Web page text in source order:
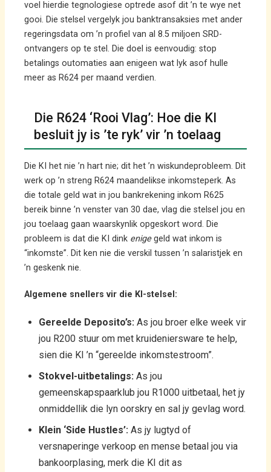
voel hierdie tegnologiese optrede asof dit ’n te wye net
gooi. Die stelsel vergelyk jou banktransaksies met ander
regeringsdata om ’n profiel van al 8.5 miljoen SRD-
ontvangers op te stel. Die doel is eenvoudig: stop
betalings outomaties aan enigeen wat lyk asof hulle
meer as R624 per maand verdien.
Die R624 ‘Rooi Vlag’: Hoe die KI
besluit jy is ’te ryk’ vir ’n toelaag
Die KI het nie ’n hart nie; dit het ’n wiskundeprobleem. Dit
werk op ’n streng R624 maandelikse inkomsteperk. As
die totale geld wat in jou bankrekening inkom R625
bereik binne ’n venster van 30 dae, vlag die stelsel jou en
jou toelaag gaan waarskynlik opgeskort word. Die
probleem is dat die KI dink enigegeld wat inkom is
“inkomste”. Dit ken nie die verskil tussen ’n salaristjek en
’n geskenk nie.
Algemene snellers vir die KI-stelsel:
Gereelde Deposito’s: As jou broer elke week vir
jou R200 stuur om met kruideniersware te help,
sien die KI ’n “gereelde inkomstestroom”.
Stokvel-uitbetalings: As jou
gemeenskapspaarklub jou R1000 uitbetaal, het jy
onmiddellik die lyn oorskry en sal jy gevlag word.
Klein ‘Side Hustles’: As jy lugtyd of
versnaperinge verkoop en mense betaal jou via
bankoorplasing, merk die KI dit as